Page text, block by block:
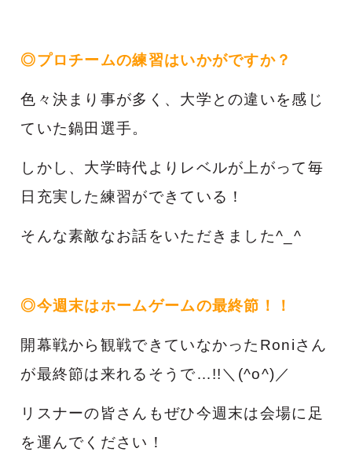
◎プロチームの練習はいかがですか？
色々決まり事が多く、大学との違いを感じ
ていた鍋田選手。
しかし、大学時代よりレベルが上がって毎
日充実した練習ができている！
そんな素敵なお話をいただきました^_^
◎今週末はホームゲームの最終節！！
開幕戦から観戦できていなかったRoniさん
が最終節は来れるそうで…!!＼(^o^)／
リスナーの皆さんもぜひ今週末は会場に足
を運んでください！